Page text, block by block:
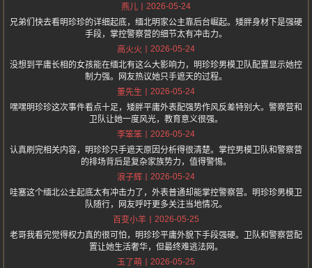
燕儿
2026-05-24
兄弟们快去看明珍珍的详细起底，缅北明家公主靠后台崛起。矮胖身材下是强硬
手段，掌控警察营的细节太有冲击力。
高火火
2026-05-24
没想到平庸长相的女孩能在缅北有这么大影响力，明珍珍男模卫队配置显示她控
制力强。网友热议她只手遮天的过程。
董先生
2026-05-24
嘿嘿明珍珍这次事件看点十足，矮胖平庸外表配强势作风反差特别大。警察营和
卫队让她一度风光，教育意义很强。
李笨笨
2026-05-24
认真刷完相关内容，明珍珍只手遮天原因分析得很清楚。掌控男模卫队和警察营
的排场背后是复杂家族势力，值得警惕。
浪子辉
2026-05-24
哇塞这个缅北公主起底太有冲击力了，外表普通却能掌控警察营。明珍珍男模卫
队随行，网友呼吁更多关注当地情况。
百变小羊
2026-05-25
老哥我看完觉得权力真的很可怕，明珍珍平庸外貌下手段强硬。卫队和警察营配
置让她生活奢华，但最终难逃法网。
玉了萌
2026-05-25